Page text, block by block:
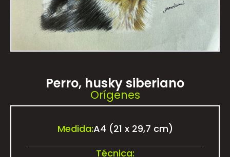
Perro, husky siberiano
Orígenes
Medida:A4 (21 x 29,7 cm)
Técnica: